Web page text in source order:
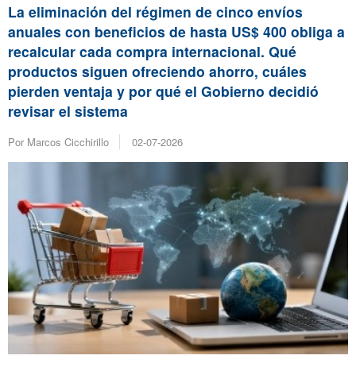
La eliminación del régimen de cinco envíos
anuales con beneficios de hasta US$ 400 obliga a
recalcular cada compra internacional. Qué
productos siguen ofreciendo ahorro, cuáles
pierden ventaja y por qué el Gobierno decidió
revisar el sistema
Por Marcos Cicchirillo 02-07-2026